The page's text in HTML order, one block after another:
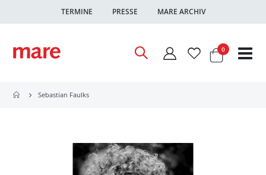
TERMINE PRESSE MARE ARCHIV
Warenkorb
0Artikel
Sebastian Faulks